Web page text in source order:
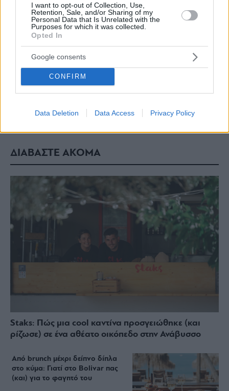
I want to opt-out of Collection, Use,
Retention, Sale, and/or Sharing of my
Personal Data that Is Unrelated with the
Purposes for which it was collected.
Opted In
Google consents
CONFIRM
Data Deletion Data Access Privacy Policy
ΔΙΑΒΑΣΤΕ ΑΚΟΜΑ
Staks: Πώς μια cool καντίνα προσγειώθηκε (και
ρίζωσε) σε ένα αθέατο οικόπεδο στην Ανάβυσσο
Από brunch μέχρι δείπνο δίπλα
στο κύμα: Γιατί στο Bolivar πας
(και) για το φαγητό του